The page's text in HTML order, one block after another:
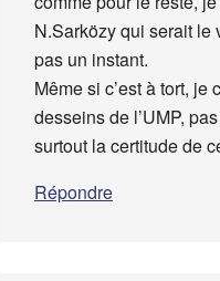
N.Sarközy qui serait le
pas un instant.
Même si c’est à tort,
desseins de l’UMP,
surtout la certitude de
Répondre